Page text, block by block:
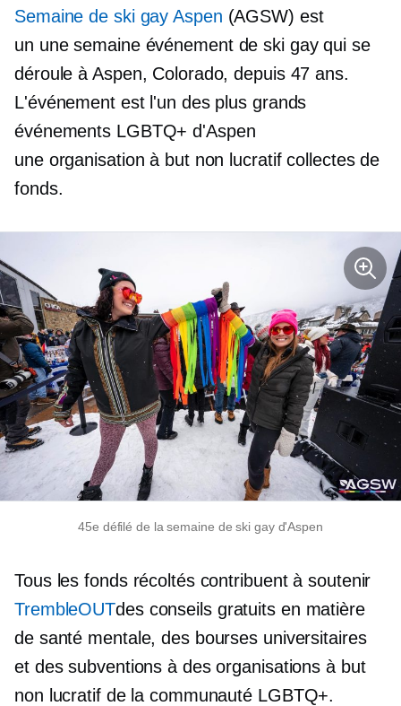
Semaine de ski gay Aspen (AGSW) est
un une semaineévénement de ski gay qui se
déroule à Aspen, Colorado, depuis 47 ans.
L'événement est l'un des plus grands
événements LGBTQ+ d'Aspen
une organisation à but non lucratifcollectes de
fonds.
45e défilé de la semaine de ski gay d'Aspen
Tous les fonds récoltés contribuent à soutenir
TrembleOUTdes conseils gratuits en matière
de santé mentale, des bourses universitaires
et des subventions à des organisations à but
non lucratif de la communauté LGBTQ+.